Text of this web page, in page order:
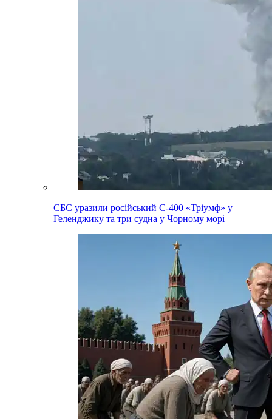
СБС уразили російський С-400 «Тріумф» у
Геленджику та три судна у Чорному морі